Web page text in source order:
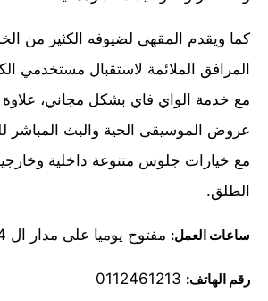
كما ويقدم المقهى لضيوفه الكثير من
المرافق الملائمة لاستقبال مستخدمي
مع خدمة الواي فاي بشكل مجاني،
عروض الموسيقى الحية والبث المباشر
مع خيارات جلوس متنوعة داخلية
الطلق.
ساعات العمل: مفتوح يوميا على مدار ال 24 ساعة.
رقم الهاتف: